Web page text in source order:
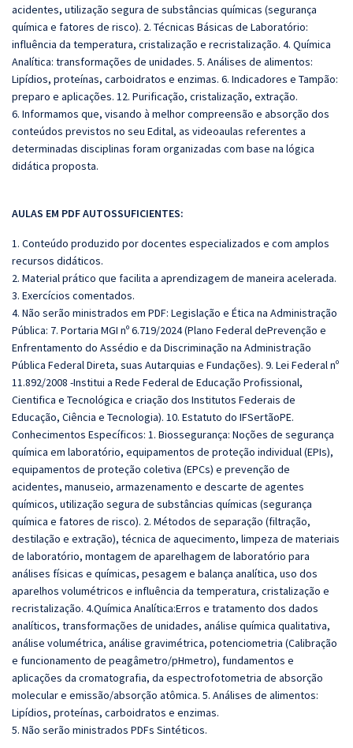
acidentes, utilização segura de substâncias químicas (segurança
química e fatores de risco). 2. Técnicas Básicas de Laboratório:
influência da temperatura, cristalização e recristalização. 4. Química
Analítica: transformações de unidades. 5. Análises de alimentos:
Lipídios, proteínas, carboidratos e enzimas. 6. Indicadores e Tampão:
preparo e aplicações. 12. Purificação, cristalização, extração.
6. Informamos que, visando à melhor compreensão e absorção dos
conteúdos previstos no seu Edital, as videoaulas referentes a
determinadas disciplinas foram organizadas com base na lógica
didática proposta.
AULAS EM PDF AUTOSSUFICIENTES:
1. Conteúdo produzido por docentes especializados e com amplos
recursos didáticos.
2. Material prático que facilita a aprendizagem de maneira acelerada.
3. Exercícios comentados.
4. Não serão ministrados em PDF: Legislação e Ética na Administração
Pública: 7. Portaria MGI nº 6.719/2024 (Plano Federal dePrevenção e
Enfrentamento do Assédio e da Discriminação na Administração
Pública Federal Direta, suas Autarquias e Fundações). 9. Lei Federal nº
11.892/2008 -Institui a Rede Federal de Educação Profissional,
Cientifica e Tecnológica e criação dos Institutos Federais de
Educação, Ciência e Tecnologia). 10. Estatuto do IFSertãoPE.
Conhecimentos Específicos: 1. Biossegurança: Noções de segurança
química em laboratório, equipamentos de proteção individual (EPIs),
equipamentos de proteção coletiva (EPCs) e prevenção de
acidentes, manuseio, armazenamento e descarte de agentes
químicos, utilização segura de substâncias químicas (segurança
química e fatores de risco). 2. Métodos de separação (filtração,
destilação e extração), técnica de aquecimento, limpeza de materiais
de laboratório, montagem de aparelhagem de laboratório para
análises físicas e químicas, pesagem e balança analítica, uso dos
aparelhos volumétricos e influência da temperatura, cristalização e
recristalização. 4.Química Analítica:Erros e tratamento dos dados
analíticos, transformações de unidades, análise química qualitativa,
análise volumétrica, análise gravimétrica, potenciometria (Calibração
e funcionamento de peagâmetro/pHmetro), fundamentos e
aplicações da cromatografia, da espectrofotometria de absorção
molecular e emissão/absorção atômica. 5. Análises de alimentos:
Lipídios, proteínas, carboidratos e enzimas.
5. Não serão ministrados PDFs Sintéticos.